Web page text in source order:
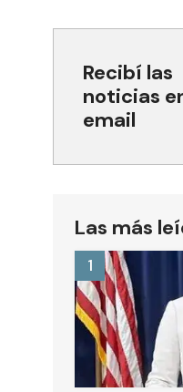
Recibí las
noticias
email
Las más
1